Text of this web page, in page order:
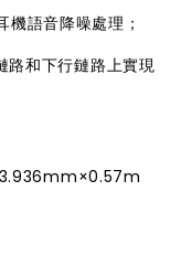
語音降噪處理；
和下行鏈路上實現